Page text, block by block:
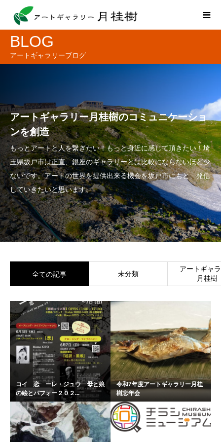
BLOG
アートギャラリーブログ
アートギャラリー月桂樹のコミュニケーショ
ンを創造
もっとアートと人を繋ぎたい！もっと身近に感じて頂きたい！埼
玉県坂戸市は正直、銀座のギャラリーとは比較にならないほど少
ないです。アートの世界を提供出来る機会を坂戸市にもと、発信
していきたいと思います。
全ての記事 未分類
アートギャ
月桂樹
コイ 恋 ーレ・ジュウ 母と娘
の絵とパフォー２０２...
令和7年度アートギャラリー月桂
樹忘年会